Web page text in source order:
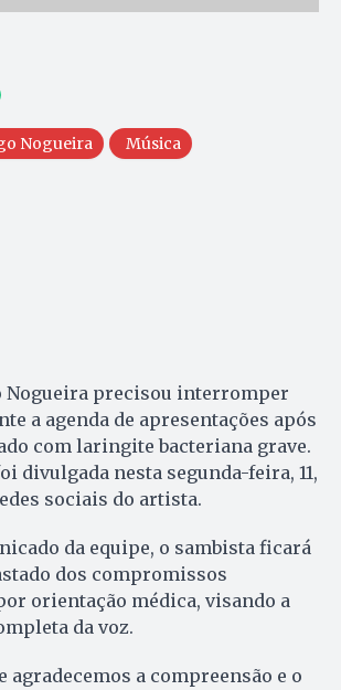
Nogueira Música
Nogueira precisou interromper
a agenda de apresentações após
com laringite bacteriana grave.
divulgada nesta segunda-feira, 11,
sociais do artista.
da equipe, o sambista ficará
dos compromissos
orientação médica, visando a
da voz.
agradecemos a compreensão e o